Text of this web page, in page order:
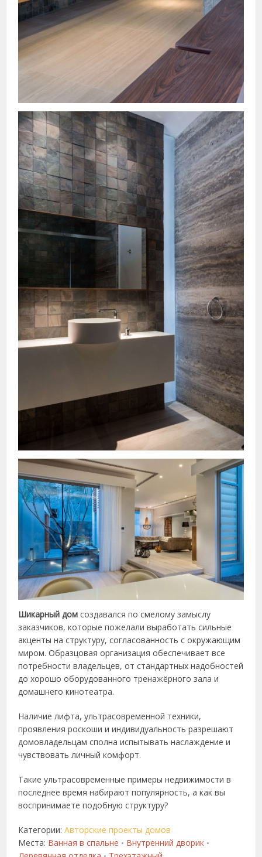
Шикарный дом создавался по смелому замыслу
заказчиков, которые пожелали выработать сильные
акценты на структуру, согласованность с окружающим
миром. Образцовая организация обеспечивает все
потребности владельцев, от стандартных надобностей
до хорошо оборудованного тренажёрного зала и
домашнего кинотеатра.
Наличие лифта, ультрасовременной техники,
проявления роскоши и индивидуальность разрешают
домовладельцам сполна испытывать наслаждение и
чувствовать личный комфорт.
Такие ультрасовременные примеры недвижимости в
последнее время набирают популярность, а как вы
воспринимаете подобную структуру?
Категории:Авторские проекты домов
Места: Ванная в спальне • Внутренний дворик •